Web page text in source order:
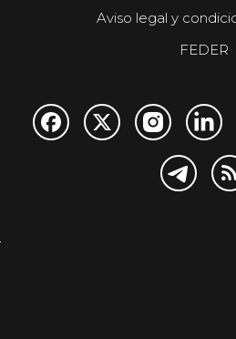
Aviso legal y
FEDER